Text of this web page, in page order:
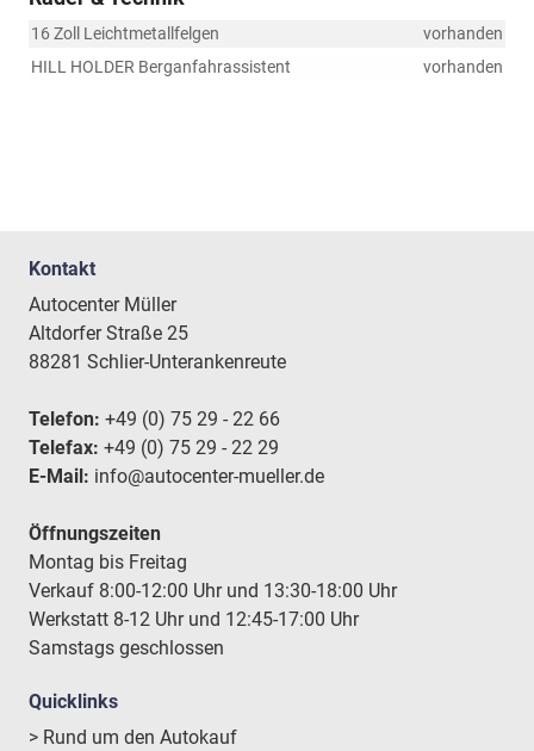
16 Zoll Leichtmetallfelgen
vorhanden
HILL HOLDER Berganfahrassistent
vorhanden
Kontakt
Autocenter Müller
Altdorfer Straße 25
88281 Schlier-Unterankenreute
Telefon: +49 (0) 75 29 - 22 66
Telefax: +49 (0) 75 29 - 22 29
E-Mail: info@autocenter-mueller.de
Öffnungszeiten
Montag bis Freitag
Verkauf 8:00-12:00 Uhr und 13:30-18:00 Uhr
Werkstatt 8-12 Uhr und 12:45-17:00 Uhr
Samstags geschlossen
Quicklinks
> Rund um den Autokauf